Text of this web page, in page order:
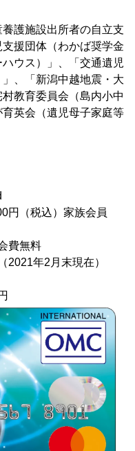
養護施設出所者の自立支
援団体（わかば奨学金
ウス）」、「交通遺児
、「新潟中越地震・大
教育委員会（島内小中
英会（遺児母子家庭等
税込）家族会員
料
年2月末現在）